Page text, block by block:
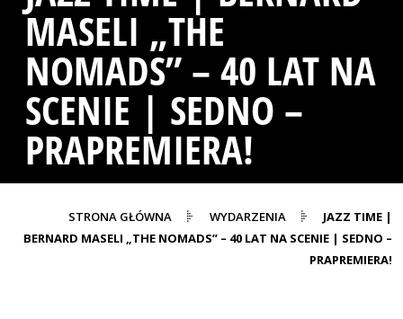
MASELI „THE
NOMADS” – 40 LAT NA
SCENIE | SEDNO –
PRAPREMIERA!
STRONA GŁÓWNA WYDARZENIA
JAZZ TIME |
BERNARD MASELI „THE NOMADS” – 40 LAT NA SCENIE | SEDNO –
PRAPREMIERA!